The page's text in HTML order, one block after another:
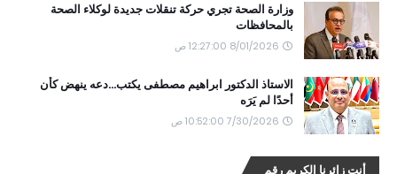
وزارة الصحة تجري حركة تنقلات جديدة لوكلاء الصحة
بالمحافظات
8/01/2026 12:27:00 ص
الاستاذ الدكتور ابراهيم مصطفى يكتب...دعه ينهض كأن
أحدًا لم يَرَه
7/30/2026 10:52:00 ص
أنت زائرنا الكريم رقم